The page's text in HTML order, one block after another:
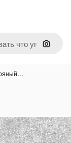
Поиск